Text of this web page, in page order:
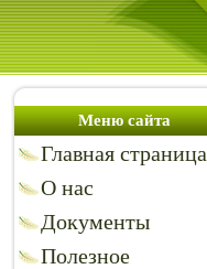
Меню сайта
Главная страница
О нас
Документы
Полезное